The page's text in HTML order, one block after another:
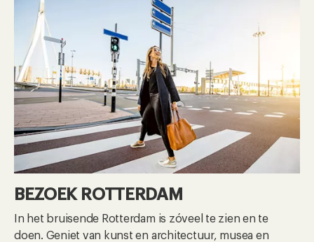
BEZOEK ROTTERDAM
In het bruisende Rotterdam is zóveel te zien en te
doen. Geniet van kunst en architectuur, musea en